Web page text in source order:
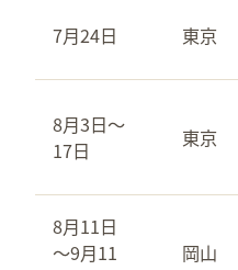
7月24日 東京
8月3日～
17日
東京
8月11日
～9月11
岡山